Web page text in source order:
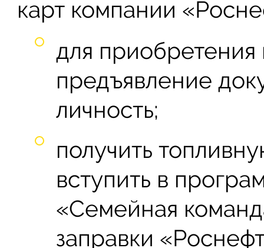
карт компании
для приобретения
предъявление
личность;
получить
вступить в
«Семейная
заправки